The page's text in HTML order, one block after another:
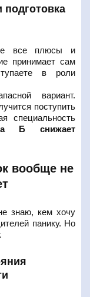
все плюсы и
принимает сам
в роли
вариант.
поступить
специальность
Б снижает
вообще не
знаю, кем хочу
панику. Но